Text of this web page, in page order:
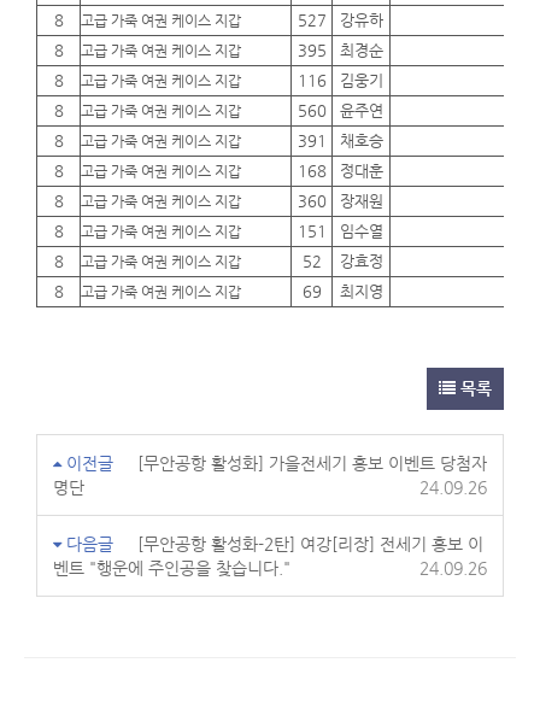
8
고급 가죽 여권 케이스 지갑 527 강유하
8
고급 가죽 여권 케이스 지갑 395 최경순
8
고급 가죽 여권 케이스 지갑 116 김웅기
8
고급 가죽 여권 케이스 지갑 560 윤주연
8
고급 가죽 여권 케이스 지갑 391 채호승
8
고급 가죽 여권 케이스 지갑 168 정대훈
8
고급 가죽 여권 케이스 지갑 360 장재원
8
고급 가죽 여권 케이스 지갑 151 임수열
8
고급 가죽 여권 케이스 지갑 52 강효정
8
고급 가죽 여권 케이스 지갑 69 최지영
목록
이전글
[무안공항 활성화] 가을전세기 홍보 이벤트 당첨자
명단
24.09.26
다음글
[무안공항 활성화-2탄] 여강[리장] 전세기 홍보 이
벤트 "행운에 주인공을 찾습니다."
24.09.26